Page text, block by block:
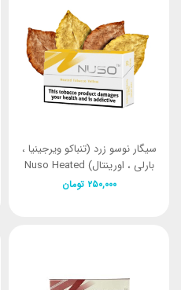
سیگار نوسو زرد (تنباکو ویرجینیا ،
بارلی ، اورینتال) Nuso Heated
Tobacco Yellow
تومان۲۵۰,۰۰۰